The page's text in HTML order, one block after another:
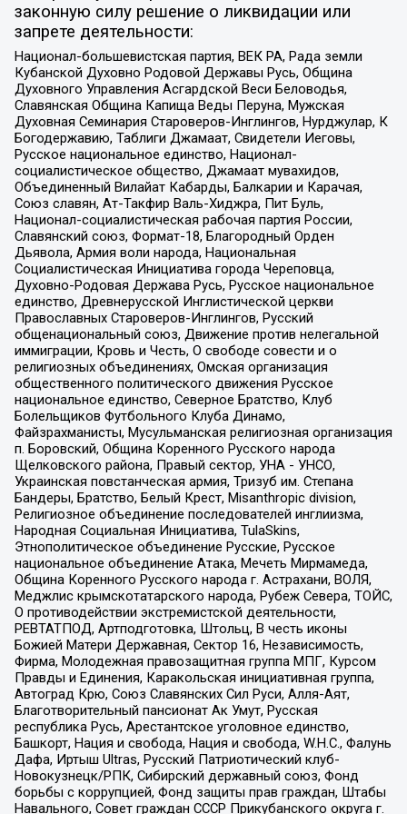
законную силу решение о ликвидации или
запрете деятельности:
Национал-большевистская партия, ВЕК РА, Рада земли
Кубанской Духовно Родовой Державы Русь, Община
Духовного Управления Асгардской Веси Беловодья,
Славянская Община Капища Веды Перуна, Мужская
Духовная Семинария Староверов-Инглингов, Нурджулар, К
Богодержавию, Таблиги Джамаат, Свидетели Иеговы,
Русское национальное единство, Национал-
социалистическое общество, Джамаат мувахидов,
Объединенный Вилайат Кабарды, Балкарии и Карачая,
Союз славян, Ат-Такфир Валь-Хиджра, Пит Буль,
Национал-социалистическая рабочая партия России,
Славянский союз, Формат-18, Благородный Орден
Дьявола, Армия воли народа, Национальная
Социалистическая Инициатива города Череповца,
Духовно-Родовая Держава Русь, Русское национальное
единство, Древнерусской Инглистической церкви
Православных Староверов-Инглингов, Русский
общенациональный союз, Движение против нелегальной
иммиграции, Кровь и Честь, О свободе совести и о
религиозных объединениях, Омская организация
общественного политического движения Русское
национальное единство, Северное Братство, Клуб
Болельщиков Футбольного Клуба Динамо,
Файзрахманисты, Мусульманская религиозная организация
п. Боровский, Община Коренного Русского народа
Щелковского района, Правый сектор, УНА - УНСО,
Украинская повстанческая армия, Тризуб им. Степана
Бандеры, Братство, Белый Крест, Misanthropic division,
Религиозное объединение последователей инглиизма,
Народная Социальная Инициатива, TulaSkins,
Этнополитическое объединение Русские, Русское
национальное объединение Атака, Мечеть Мирмамеда,
Община Коренного Русского народа г. Астрахани, ВОЛЯ,
Меджлис крымскотатарского народа, Рубеж Севера, ТОЙС,
О противодействии экстремистской деятельности,
РЕВТАТПОД, Артподготовка, Штольц, В честь иконы
Божией Матери Державная, Сектор 16, Независимость,
Фирма, Молодежная правозащитная группа МПГ, Курсом
Правды и Единения, Каракольская инициативная группа,
Автоград Крю, Союз Славянских Сил Руси, Алля-Аят,
Благотворительный пансионат Ак Умут, Русская
республика Русь, Арестантское уголовное единство,
Башкорт, Нация и свобода, Нация и свобода, W.H.С., Фалунь
Дафа, Иртыш Ultras, Русский Патриотический клуб-
Новокузнецк/РПК, Сибирский державный союз, Фонд
борьбы с коррупцией, Фонд защиты прав граждан, Штабы
Навального, Совет граждан СССР Прикубанского округа г.